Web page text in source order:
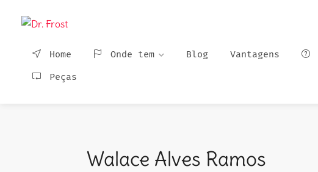
Home Onde tem Blog Vantagens
Peças
Walace Alves Ramos